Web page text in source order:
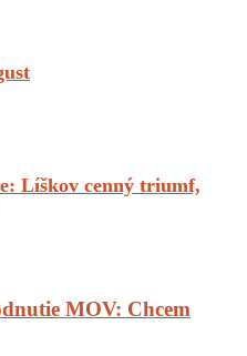
Líškov cenný triumf,
MOV: Chcem